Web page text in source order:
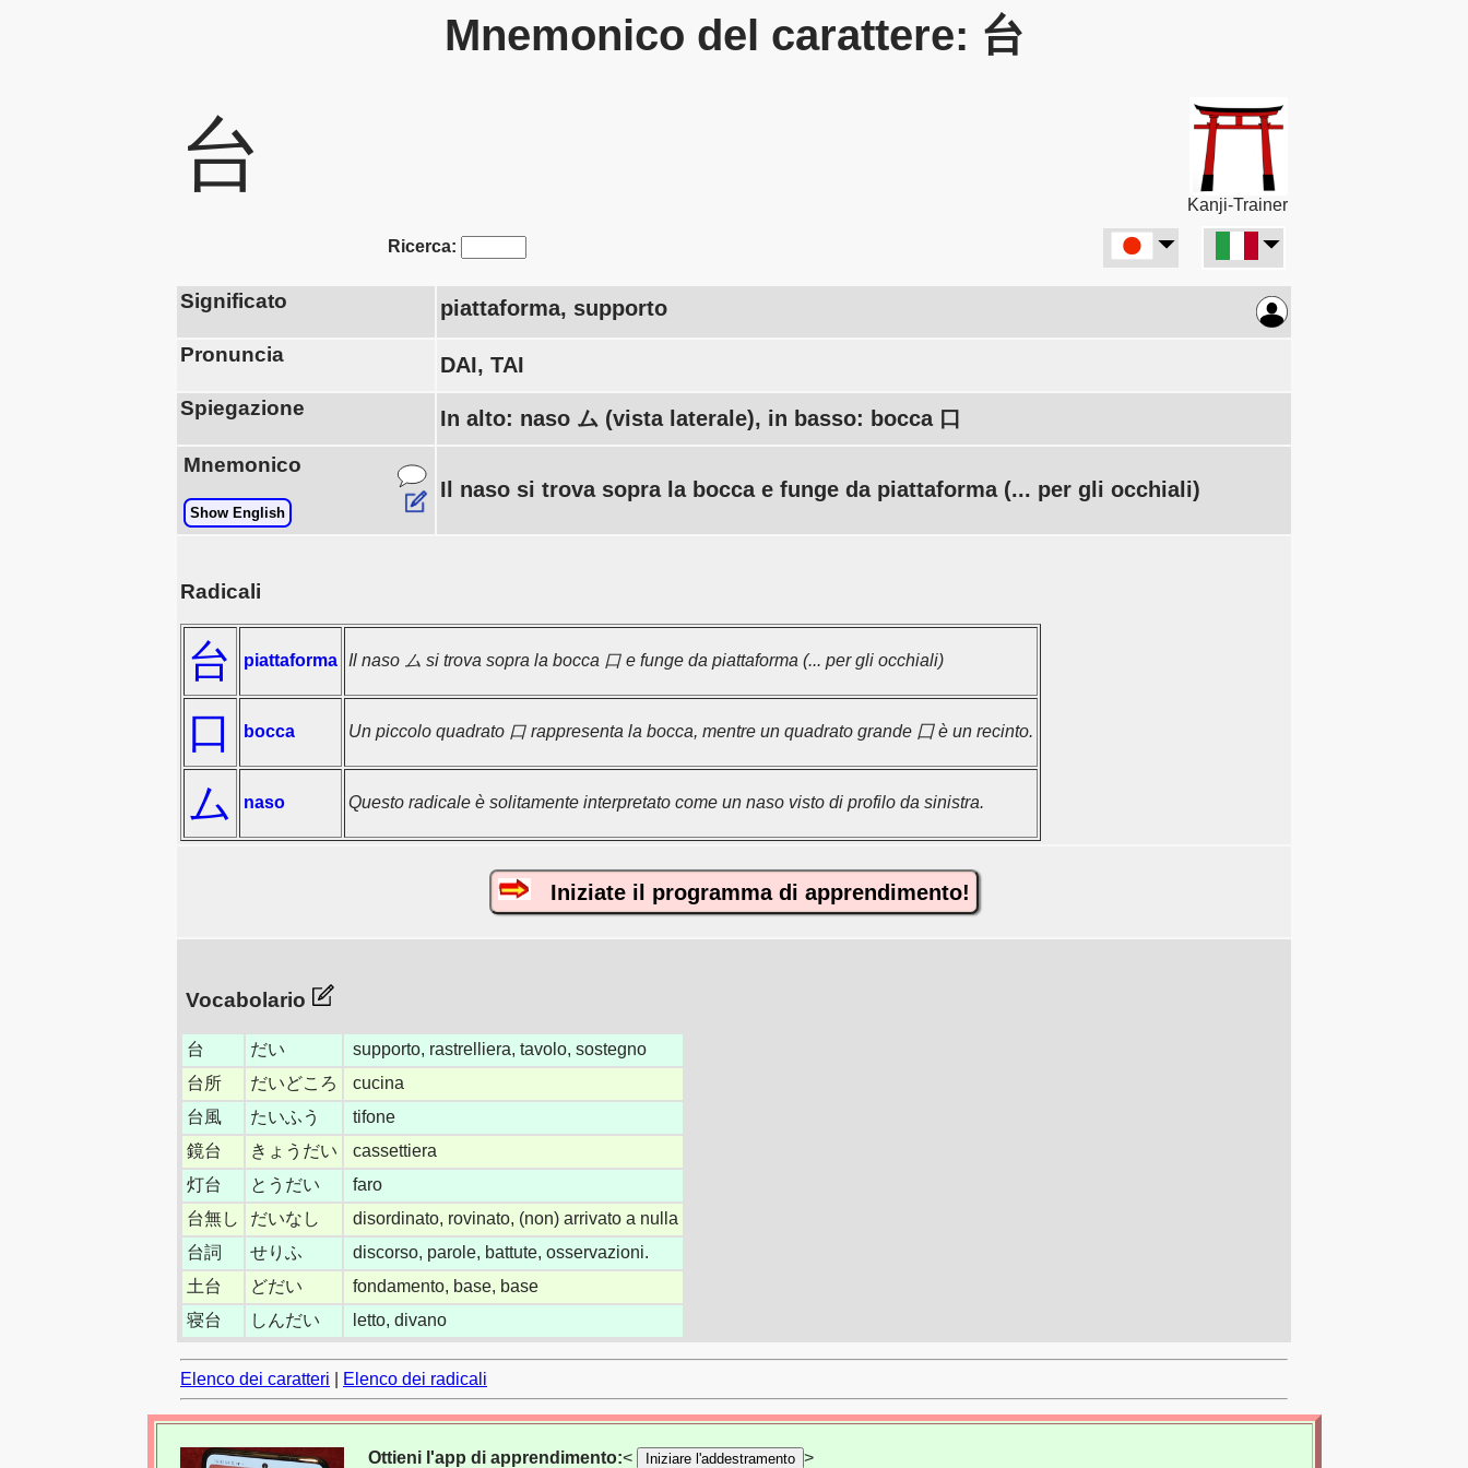
Mnemonico del carattere: 台
台
Kanji-Trainer
Ricerca:
Significato piattaforma, supporto
Pronuncia DAI, TAI
Spiegazione In alto: naso ム (vista laterale), in basso: bocca 口
Mnemonico
Show English
Il naso si trova sopra la bocca e funge da piattaforma (... per gli occhiali)
Radicali
台 piattaforma Il naso ム si trova sopra la bocca 口 e funge da piattaforma (... per gli occhiali)
口 bocca Un piccolo quadrato 口 rappresenta la bocca, mentre un quadrato grande 囗 è un recinto.
ム naso Questo radicale è solitamente interpretato come un naso visto di profilo da sinistra.
Iniziate il programma di apprendimento!
Vocabolario
台 だい
supporto, rastrelliera, tavolo, sostegno
台所
だいどころ
cucina
台風
たいふう
tifone
鏡台
きょうだい
cassettiera
灯台
とうだい
faro
台無し
だいなし
disordinato, rovinato, (non) arrivato a nulla
台詞
せりふ
discorso, parole, battute, osservazioni.
土台
どだい
fondamento, base, base
寝台
しんだい letto, divano
Elenco dei caratteri Elenco dei radicali
Ottieni l'app di apprendimento:< Iniziare l'addestramento >